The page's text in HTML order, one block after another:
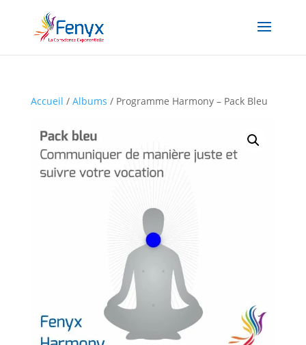
Accueil / Albums / Programme Harmony – Pack Bleu